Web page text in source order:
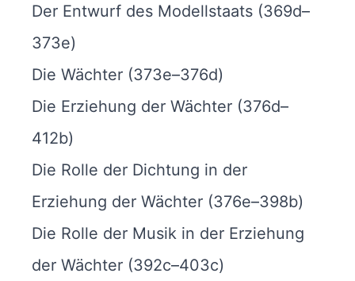
Der Entwurf des Modellstaats (369d–
373e)
Die Wächter (373e–376d)
Die Erziehung der Wächter (376d–
412b)
Die Rolle der Dichtung in der
Erziehung der Wächter (376e–398b)
Die Rolle der Musik in der Erziehung
der Wächter (392c–403c)